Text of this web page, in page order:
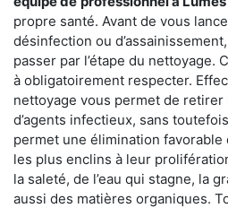
propre santé. Avant de vous
désinfection ou
passer par l’étape du nettoyage.
à obligatoirement respecter.
nettoyage vous permet de
d’agents infectieux, sans
permet une élimination
les plus enclins à leur
la saleté, de l’eau qui stagne, la
aussi des matières organiques.